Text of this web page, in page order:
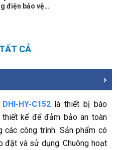
điện bảo vệ
Phạm vi
CẢ
HY-C152là thiết bị báo
kế để đảm bảo an toàn
các công trình. Sản phẩm có
đặt và sử dụng. Chuông hoạt